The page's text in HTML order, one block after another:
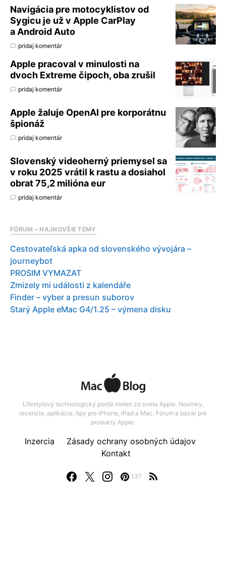
Navigácia pre motocyklistov od
Sygicu je už v Apple CarPlay
a Android Auto
pridaj komentár
Apple pracoval v minulosti na
dvoch Extreme čipoch, oba zrušil
pridaj komentár
Apple žaluje OpenAI pre korporátnu
špionáž
pridaj komentár
Slovenský videoherný priemysel sa
v roku 2025 vrátil k rastu a dosiahol
obrat 75,2 milióna eur
pridaj komentár
FÓRUM – NAJNOVŠIE TÉMY
Cestovateľská apka od slovenského vývojára –
journeybot
PROSIM VYMAZAT
Zmizely mi události z kalendáře
Finder – vyber a presun suborov
Starý Apple eMac G4/1.25 – výmena disku
Lifestylový technologický portál nielen zo sveta Apple. Novinky,
recenzie, aplikácie, tipy pre iPhone, iPad a Mac. Fórum a bazár pre
produkty Apple.
137
Inzercia
Zásady ochrany osobných údajov
Kontakt